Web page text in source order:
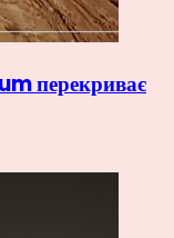
перекриває